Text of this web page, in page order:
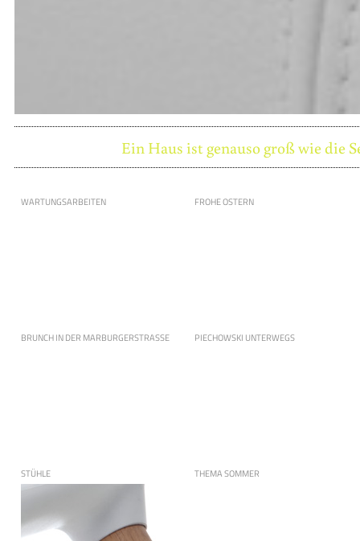
Ein Haus ist genauso groß wie die
WARTUNGSARBEITEN FROHE OSTERN
BRUNCH IN DER MARBURGERSTRASSE PIECHOWSKI UNTERWEGS
STÜHLE THEMA SOMMER